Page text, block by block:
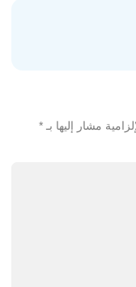
مشار إليها بـ *